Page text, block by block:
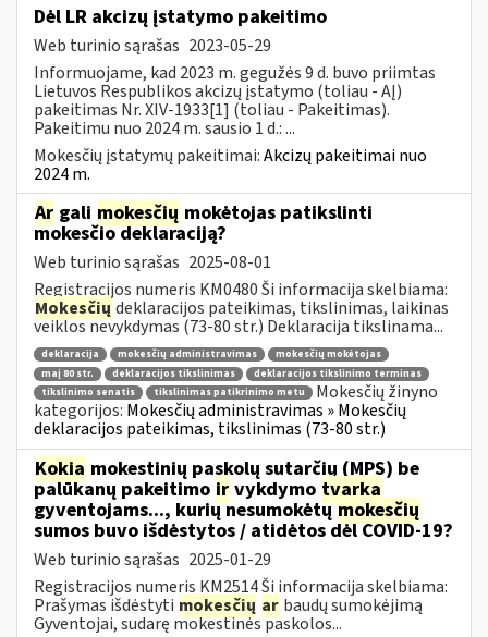
Dėl LR akcizų įstatymo pakeitimo
Web turinio sąrašas 2023-05-29
Informuojame, kad 2023 m. gegužės 9 d. buvo priimtas
Lietuvos Respublikos akcizų įstatymo (toliau - AĮ)
pakeitimas Nr. XIV-1933[1] (toliau - Pakeitimas).
Pakeitimu nuo 2024 m. sausio 1 d.: ...
Mokesčių įstatymų pakeitimai:Akcizų pakeitimai nuo
2024 m.
Ar gali mokesčių mokėtojas patikslinti
mokesčio deklaraciją?
Web turinio sąrašas 2025-08-01
Registracijos numeris KM0480 Ši informacija skelbiama:
Mokesčių deklaracijos pateikimas, tikslinimas, laikinas
veiklos nevykdymas (73-80 str.) Deklaracija tikslinama...
deklaracija mokesčių administravimas
mokesčių mokėtojas
maį 80 str.
deklaracijos tikslinimas
deklaracijos tikslinimo terminas
tikslinimo senatis
tikslinimas patikrinimo metu
Mokesčių žinyno
kategorijos: Mokesčių administravimas » Mokesčių
deklaracijos pateikimas, tikslinimas (73-80 str.)
Kokia mokestinių paskolų sutarčių (MPS) be
palūkanų pakeitimo ir vykdymo tvarka
gyventojams..., kurių nesumokėtųmokesčių
sumos buvo išdėstytos / atidėtos dėl COVID-19?
Web turinio sąrašas 2025-01-29
Registracijos numeris KM2514 Ši informacija skelbiama:
Prašymas išdėstyti mokesčių ar baudų sumokėjimą
Gyventojai, sudarę mokestinės paskolos...